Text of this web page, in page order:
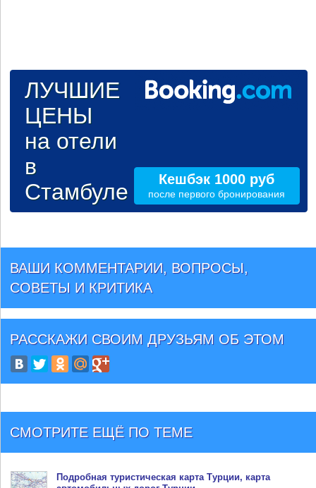
ЛУЧШИЕ
ЦЕНЫ
на отели
в
Стамбуле
Кешбэк 1000 руб
после первого бронирования
ВАШИ КОММЕНТАРИИ, ВОПРОСЫ,
СОВЕТЫ И КРИТИКА
РАССКАЖИ СВОИМ ДРУЗЬЯМ ОБ ЭТОМ
СМОТРИТЕ ЕЩЁ ПО ТЕМЕ
Подробная туристическая карта Турции, карта